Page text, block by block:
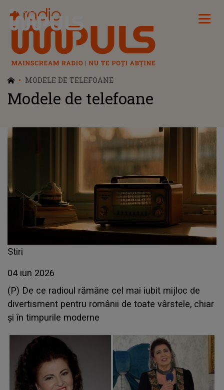
Radio Impuls
MODELE DE TELEFOANE
Modele de telefoane
Stiri
04 iun 2026
(P) De ce radioul rămâne cel mai iubit mijloc de
divertisment pentru românii de toate vârstele, chiar
și în timpurile moderne